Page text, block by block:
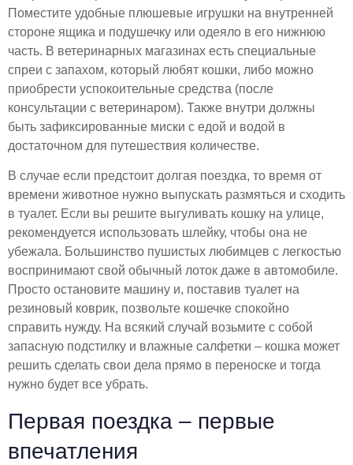
Поместите удобные плюшевые игрушки на внутренней
стороне ящика и подушечку или одеяло в его нижнюю
часть. В ветеринарных магазинах есть специальные
спреи с запахом, который любят кошки, либо можно
приобрести успокоительные средства (после
консультации с ветеринаром). Также внутри должны
быть зафиксированные миски с едой и водой в
достаточном для путешествия количестве.
В случае если предстоит долгая поездка, то время от
времени животное нужно выпускать размяться и сходить
в туалет. Если вы решите выгуливать кошку на улице,
рекомендуется использовать шлейку, чтобы она не
убежала. Большинство пушистых любимцев с легкостью
воспринимают свой обычный лоток даже в автомобиле.
Просто остановите машину и, поставив туалет на
резиновый коврик, позвольте кошечке спокойно
справить нужду. На всякий случай возьмите с собой
запасную подстилку и влажные салфетки – кошка может
решить сделать свои дела прямо в переноске и тогда
нужно будет все убрать.
Первая поездка – первые
впечатления